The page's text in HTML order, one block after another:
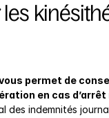
les
permet de
en cas d’arrêt
des indemnités